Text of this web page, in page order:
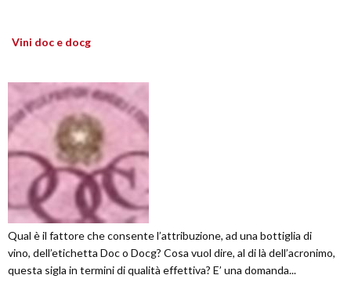
Vini doc e docg
Qual è il fattore che consente l’attribuzione, ad una bottiglia di
vino, dell’etichetta Doc o Docg? Cosa vuol dire, al di là dell’acronimo,
questa sigla in termini di qualità effettiva? E’ una domanda...